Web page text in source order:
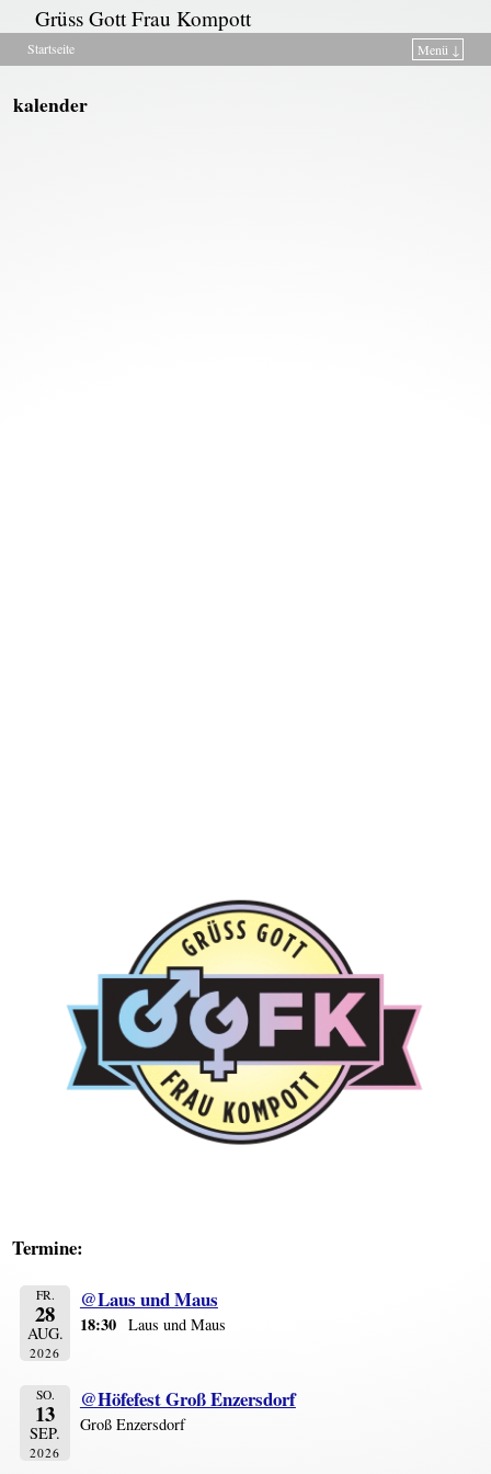
Grüss Gott Frau Kompott
Startseite
Menü ↓
kalender
Termine:
FR.
28
AUG.
2026
@Laus und Maus
18:30 Laus und Maus
SO.
13
SEP.
2026
@Höfefest Groß Enzersdorf
Groß Enzersdorf